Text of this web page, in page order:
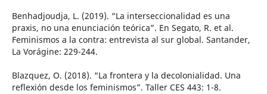
Benhadjoudja, L. (2019). “La interseccionalidad es una
praxis, no una enunciación teórica”. En Segato, R. et al.
Feminismos a la contra: entrevista al sur global. Santander,
La Vorágine: 229-244.
Blazquez, O. (2018). “La frontera y la decolonialidad. Una
reflexión desde los feminismos”. Taller CES 443: 1-8.